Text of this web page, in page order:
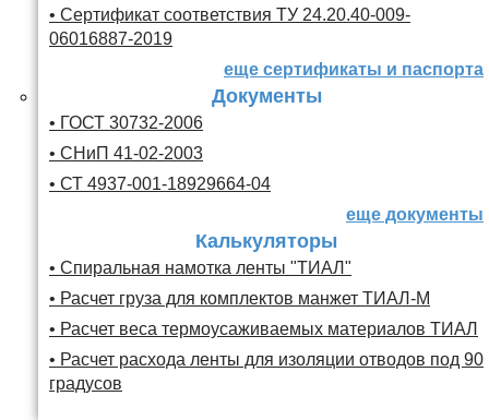
• Сертификат соответствия ТУ 24.20.40-009-
06016887-2019
еще сертификаты и паспорта
Документы
• ГОСТ 30732-2006
• СНиП 41-02-2003
• СТ 4937-001-18929664-04
еще документы
Калькуляторы
• Спиральная намотка ленты "ТИАЛ"
• Расчет груза для комплектов манжет ТИАЛ-М
• Расчет веса термоусаживаемых материалов ТИАЛ
• Расчет расхода ленты для изоляции отводов под 90
градусов